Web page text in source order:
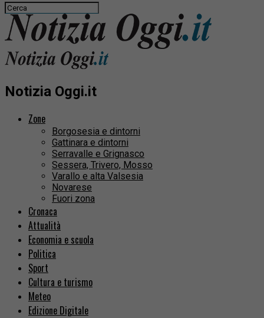
Notizia Oggi.it
Zone
Borgosesia e dintorni
Gattinara e dintorni
Serravalle e Grignasco
Sessera, Trivero, Mosso
Varallo e alta Valsesia
Novarese
Fuori zona
Cronaca
Attualità
Economia e scuola
Politica
Sport
Cultura e turismo
Meteo
Edizione Digitale